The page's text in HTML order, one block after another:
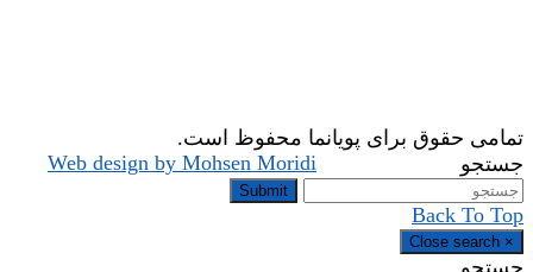
تمامی حقوق برای پویانما محفوظ است.
Web design by Mohsen Moridi
جستجو
Submit
Back To Top
×
Close search